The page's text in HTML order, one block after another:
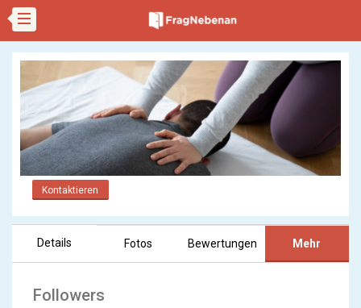
Kontaktieren
Details Fotos Bewertungen Mehr
Followers